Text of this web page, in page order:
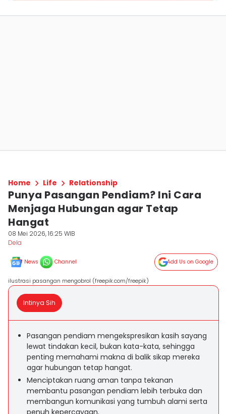
Home Life Relationship
Punya Pasangan Pendiam? Ini Cara
Menjaga Hubungan agar Tetap
Hangat
08 Mei 2026, 16:25 WIB
Dela ‎
News Channel Add Us on Google
ilustrasi pasangan mengobrol (freepik.com/freepik)
Intinya Sih
Pasangan pendiam mengekspresikan kasih sayang
lewat tindakan kecil, bukan kata-kata, sehingga
penting memahami makna di balik sikap mereka
agar hubungan tetap hangat.
Menciptakan ruang aman tanpa tekanan
membantu pasangan pendiam lebih terbuka dan
membangun komunikasi yang tumbuh alami serta
penuh kepercayaan.